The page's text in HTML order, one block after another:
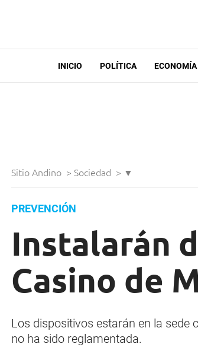
INICIO POLÍTICA ECONOMÍA
Sitio Andino > Sociedad > ▼
PREVENCIÓN
Instalarán
Casino de
Los dispositivos estarán en la sede
no ha sido reglamentada.